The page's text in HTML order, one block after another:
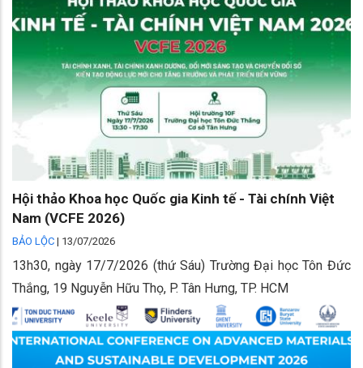
Hội thảo Khoa học Quốc gia Kinh tế - Tài chính Việt
Nam (VCFE 2026)
BẢO LỘC | 13/07/2026
13h30, ngày 17/7/2026 (thứ Sáu) Trường Đại học Tôn Đức
Thắng, 19 Nguyễn Hữu Thọ, P. Tân Hưng, TP. HCM